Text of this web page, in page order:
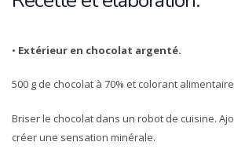
• Extérieur en chocolat argenté.
500 g de chocolat à 70% et colorant
Briser le chocolat dans un robot de cuisine.
créer une sensation minérale.